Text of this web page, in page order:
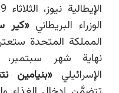
الإيطالية نيوز، الثلاثاء 29 يوليو 2025 –
الوزراء البريطاني«كير
المملكة المتحدة
نهاية شهر
الإسرائيلي «بنيامين